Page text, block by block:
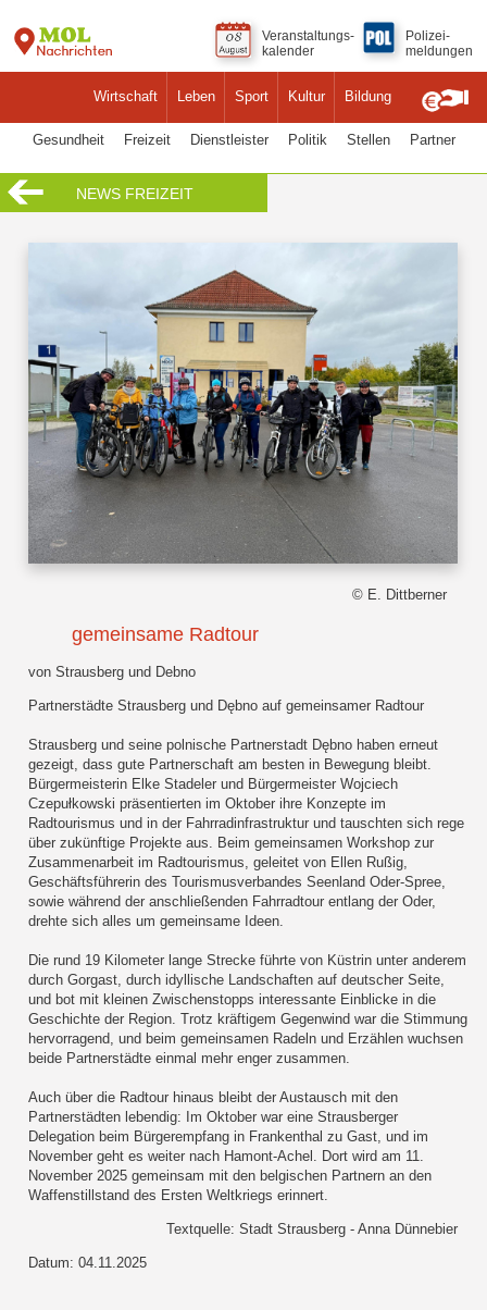
Wirtschaft Leben Sport Kultur Bildung
Veranstaltungs-
kalender
Polizei-
meldungen
Gesundheit Freizeit Dienstleister Politik Stellen Partner
NEWS FREIZEIT
© E. Dittberner
gemeinsame Radtour
von Strausberg und Debno
Partnerstädte Strausberg und Dębno auf gemeinsamer Radtour
Strausberg und seine polnische Partnerstadt Dębno haben erneut
gezeigt, dass gute Partnerschaft am besten in Bewegung bleibt.
Bürgermeisterin Elke Stadeler und Bürgermeister Wojciech
Czepułkowski präsentierten im Oktober ihre Konzepte im
Radtourismus und in der Fahrradinfrastruktur und tauschten sich rege
über zukünftige Projekte aus. Beim gemeinsamen Workshop zur
Zusammenarbeit im Radtourismus, geleitet von Ellen Rußig,
Geschäftsführerin des Tourismusverbandes Seenland Oder-Spree,
sowie während der anschließenden Fahrradtour entlang der Oder,
drehte sich alles um gemeinsame Ideen.
Die rund 19 Kilometer lange Strecke führte von Küstrin unter anderem
durch Gorgast, durch idyllische Landschaften auf deutscher Seite,
und bot mit kleinen Zwischenstopps interessante Einblicke in die
Geschichte der Region. Trotz kräftigem Gegenwind war die Stimmung
hervorragend, und beim gemeinsamen Radeln und Erzählen wuchsen
beide Partnerstädte einmal mehr enger zusammen.
Auch über die Radtour hinaus bleibt der Austausch mit den
Partnerstädten lebendig: Im Oktober war eine Strausberger
Delegation beim Bürgerempfang in Frankenthal zu Gast, und im
November geht es weiter nach Hamont-Achel. Dort wird am 11.
November 2025 gemeinsam mit den belgischen Partnern an den
Waffenstillstand des Ersten Weltkriegs erinnert.
Textquelle: Stadt Strausberg - Anna Dünnebier
Datum: 04.11.2025